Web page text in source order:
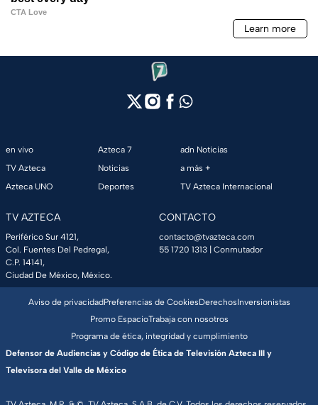
en vivo
TV Azteca
Azteca UNO
Azteca 7
Noticias
Deportes
adn Noticias
a más +
TV Azteca Internacional
TV AZTECA
Periférico Sur 4121,
Col. Fuentes Del Pedregal,
C.P. 14141,
Ciudad De México, México.
CONTACTO
contacto@tvazteca.com
55 1720 1313 | Conmutador
Aviso de privacidadPreferencias de CookiesDerechosInversionistas
Promo EspacioTrabaja con nosotros
Programa de ética, integridad y cumplimiento
Defensor de Audiencias y Código de Ética de Televisión Azteca III y
Televisora del Valle de México